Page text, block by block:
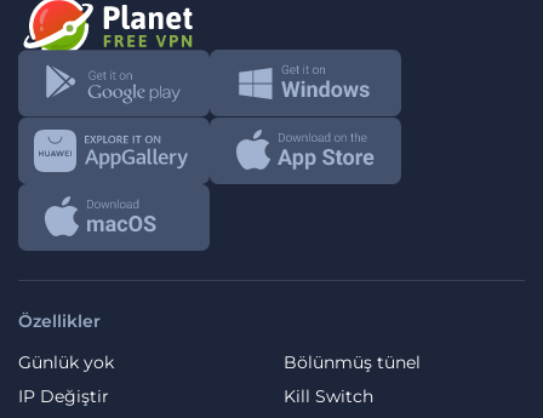
Özellikler
Günlük yok
Bölünmüş tünel
IP Değiştir
Kill Switch